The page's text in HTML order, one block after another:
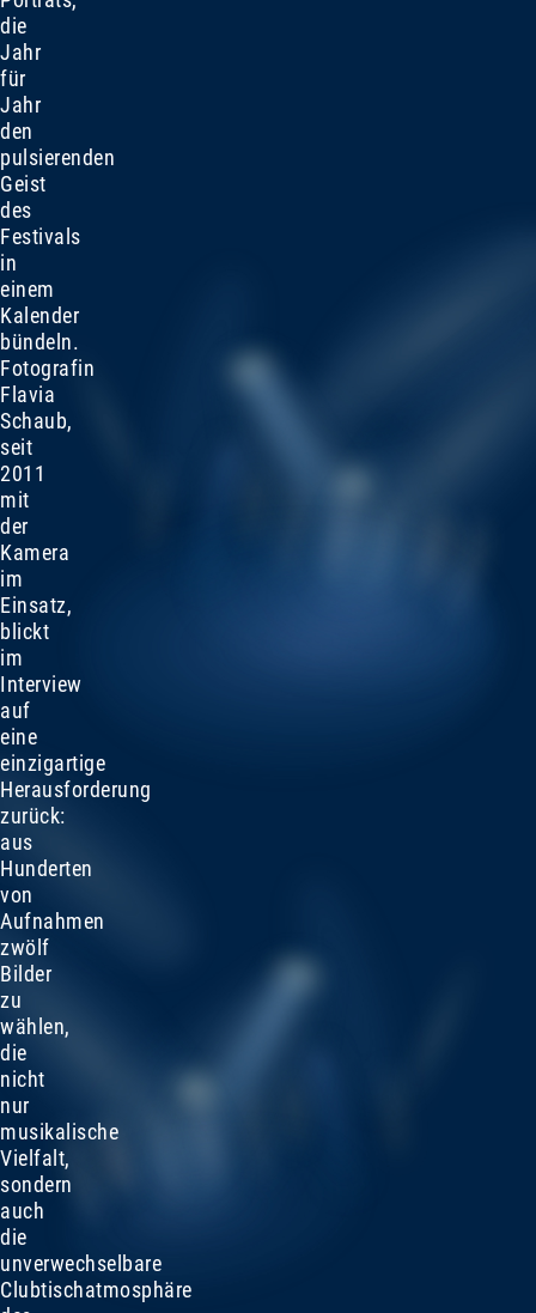
die
Jahr
für
Jahr
den
pulsierenden
Geist
des
Festivals
in
einem
Kalender
bündeln.
Fotografin
Flavia
Schaub,
seit
2011
mit
der
Kamera
im
Einsatz,
blickt
im
Interview
auf
eine
einzigartige
Herausforderung
zurück:
aus
Hunderten
von
Aufnahmen
zwölf
Bilder
zu
wählen,
die
nicht
nur
musikalische
Vielfalt,
sondern
auch
die
unverwechselbare
Clubtischatmosphäre